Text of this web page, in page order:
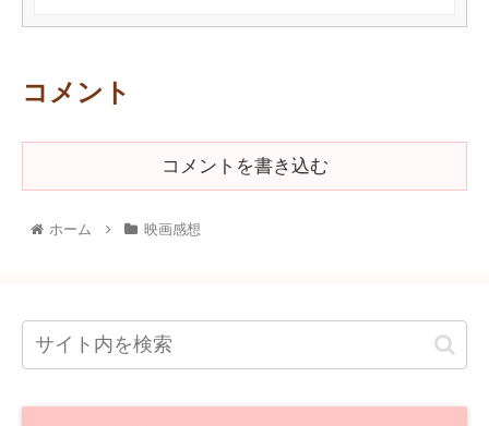
コメント
コメントを書き込む
ホーム 映画感想